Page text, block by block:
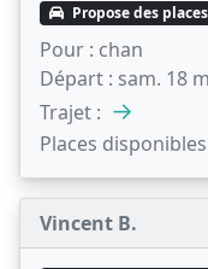
Propose des places
Pour : chan
Départ : sam. 18
Trajet : →
Places
Vincent B.